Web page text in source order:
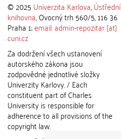
© 2025 Univerzita Karlova,Ústřední
knihovna, Ovocný trh 560/5, 116 36
Praha 1;email: admin-repozitar [at]
cuni.cz
Za dodržení všech ustanovení
autorského zákona jsou
zodpovědné jednotlivé složky
Univerzity Karlovy. / Each
constituent part of Charles
University is responsible for
adherence to all provisions of the
copyright law.